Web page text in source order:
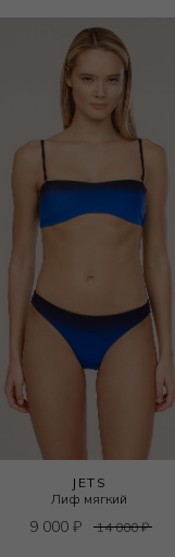
JETS
Лиф мягкий
9 000₽ 14 000₽